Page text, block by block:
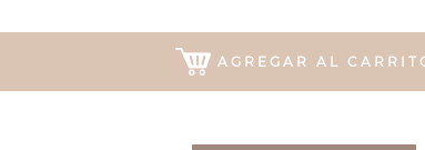
AGREGAR AL